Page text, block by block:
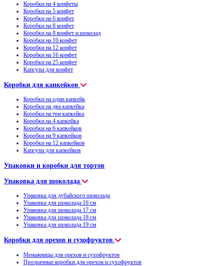
Коробки на 4 конфеты
Коробки на 5 конфет
Коробки на 6 конфет
Коробки на 8 конфет
Коробки на 8 конфет и шоколад
Коробки на 10 конфет
Коробки на 12 конфет
Коробки на 16 конфет
Коробки на 25 конфет
Капсулы для конфет
Коробки для капкейков
Коробки на один капкейк
Коробки на два капкейка
Коробки на три капкейка
Коробки на 4 капкейка
Коробки на 6 капкейков
Коробки на 9 капкейков
Коробки на 12 капкейков
Капсулы для капкейков
Упаковки и коробки для тортов
Упаковка для шоколада
Упаковка для дубайского шоколада
Упаковка для шоколада 16 см
Упаковка для шоколада 17 см
Упаковка для шоколада 18 см
Упаковка для шоколада 19 см
Коробки для орехов и сухофруктов
Менажницы для орехов и сухофруктов
Прозрачные коробки для орехов и сухофруктов